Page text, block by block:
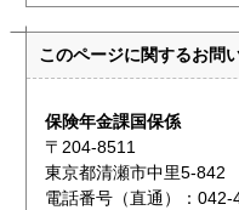
このページに関するお問
保険年金課国保係
〒204-8511
東京都清瀬市中里5-842
電話番号（直通）：